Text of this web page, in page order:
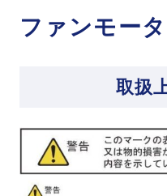
ファンモー
取扱